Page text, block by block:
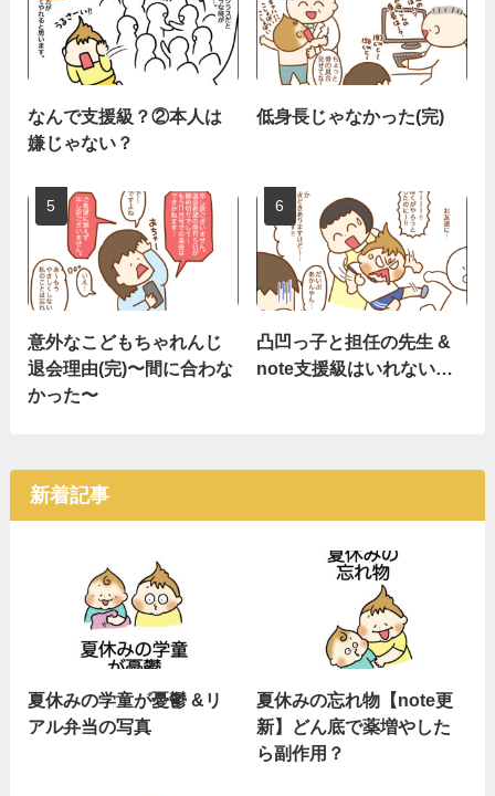
なんで支援級？②本人は
嫌じゃない？
低身長じゃなかった(完)
意外なこどもちゃれんじ
退会理由(完)〜間に合わな
かった〜
凸凹っ子と担任の先生 &
note支援級はいれない…
新着記事
夏休みの学童が憂鬱 &リ
アル弁当の写真
夏休みの忘れ物【note更
新】どん底で薬増やした
ら副作用？